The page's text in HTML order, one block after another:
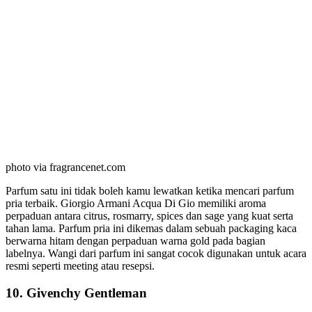
photo via fragrancenet.com
Parfum satu ini tidak boleh kamu lewatkan ketika mencari parfum
pria terbaik. Giorgio Armani Acqua Di Gio memiliki aroma
perpaduan antara citrus, rosmarry, spices dan sage yang kuat serta
tahan lama. Parfum pria ini dikemas dalam sebuah packaging kaca
berwarna hitam dengan perpaduan warna gold pada bagian
labelnya. Wangi dari parfum ini sangat cocok digunakan untuk acara
resmi seperti meeting atau resepsi.
10. Givenchy Gentleman